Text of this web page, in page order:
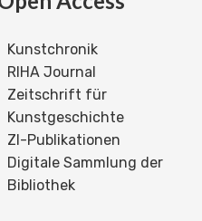
Kunstchronik
RIHA Journal
Zeitschrift für
Kunstgeschichte
ZI-Publikationen
Digitale Sammlung der
Bibliothek